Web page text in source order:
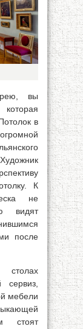
вы
в
К
не
видят
после
мебели
стоят